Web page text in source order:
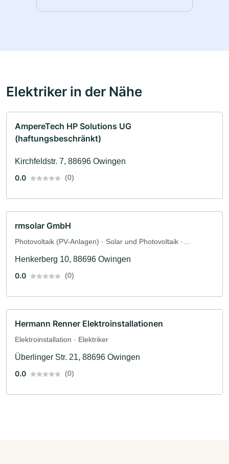
Elektriker in der Nähe
AmpereTech HP Solutions UG
(haftungsbeschränkt)
Kirchfeldstr. 7, 88696 Owingen
0.0
(0)
rmsolar GmbH
Photovoltaik (PV-Anlagen) · Solar und Photovoltaik ·
Henkerberg 10, 88696 Owingen
0.0
(0)
Hermann Renner Elektroinstallationen
Elektroinstallation · Elektriker
Überlinger Str. 21, 88696 Owingen
0.0
(0)